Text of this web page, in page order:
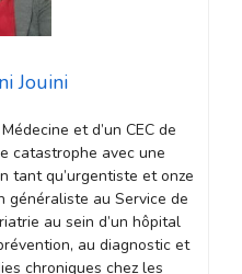
Jouini
et d’un CEC de
catastrophe avec une
tant qu’urgentiste et onze
généraliste au Service de
au sein d’un hôpital
au diagnostic et
chroniques chez les